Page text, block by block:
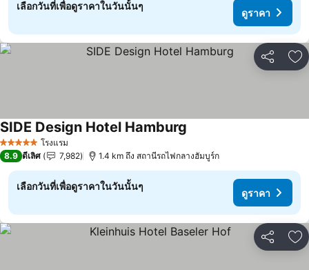
เลือกวันที่เพื่อดูราคาในวันนั้นๆ
ดูราคา
แชร์ เ
5 ดาว โรงแรม
SIDE Design Hotel Hamburg
8.9 ดีเลิศ 7,982 1.4 km ถึง สถานีรถไฟกลางฮัมบูร์ก
เลือกวันที่เพื่อดูราคาในวันนั้นๆ
ดูราคา
แชร์ เ